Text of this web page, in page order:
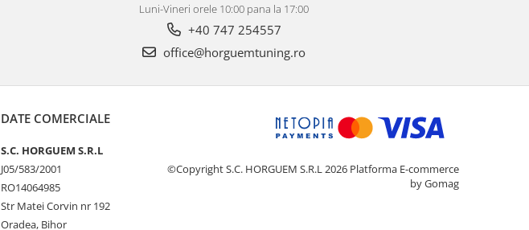
Luni-Vineri orele 10:00 pana la 17:00
+40 747 254557
office@horguemtuning.ro
DATE COMERCIALE
S.C. HORGUEM S.R.L
J05/583/2001
RO14064985
Str Matei Corvin nr 192
Oradea, Bihor
©Copyright S.C. HORGUEM S.R.L 2026 Platforma E-commerce
by Gomag